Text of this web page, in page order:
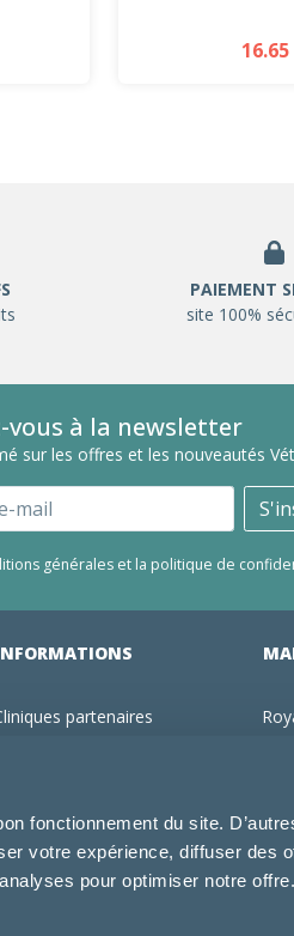
fonctionnement du site.
votre expérience, diffuser des
pour optimiser notre
PAIEMENT
site 100%
vous à la newsletter
sur les offres et les nouveautés
générales et la politique de
partenaires
des cookies
générales d'utilisation